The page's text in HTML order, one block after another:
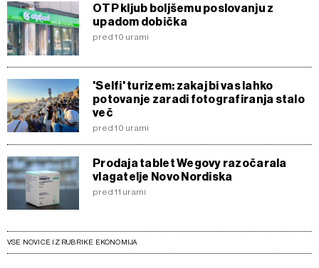
OTP kljub boljšemu poslovanju z
upadom dobička
pred 10 urami
'Selfi' turizem: zakaj bi vas lahko
potovanje zaradi fotografiranja stalo
več
pred 10 urami
Prodaja tablet Wegovy razočarala
vlagatelje Novo Nordiska
pred 11 urami
VSE NOVICE IZ RUBRIKE EKONOMIJA